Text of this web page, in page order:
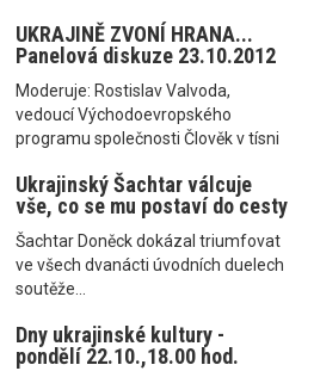
UKRAJINĚ ZVONÍ HRANA...
Panelová diskuze 23.10.2012
Moderuje: Rostislav Valvoda,
vedoucí Východoevropského
programu společnosti Člověk v tísni
Ukrajinský Šachtar válcuje
vše, co se mu postaví do cesty
Šachtar Doněck dokázal triumfovat
ve všech dvanácti úvodních duelech
soutěže...
Dny ukrajinské kultury -
pondělí 22.10.,18.00 hod.